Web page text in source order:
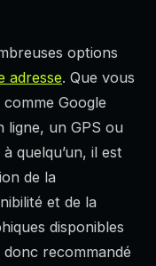
options
adresse. Que vous
Google
ligne, un GPS ou
quelqu’un, il est
de la
et de la
disponibles
donc recommandé